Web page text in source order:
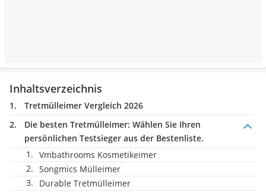
Inhaltsverzeichnis
Tretmülleimer Vergleich 2026
Die besten Tretmülleimer: Wählen Sie Ihren
persönlichen Testsieger aus der Bestenliste.
Vmbathrooms Kosmetikeimer
Songmics Mülleimer
Durable Tretmülleimer